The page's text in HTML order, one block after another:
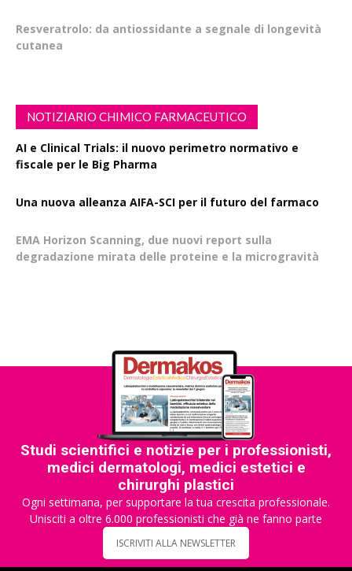
Resveratrolo: da antiossidante a segnale di longevità
cutanea
NOTIZIARIO CHIMICO FARMACEUTICO
AI e Clinical Trials: il nuovo perimetro normativo e
fiscale per le Big Pharma
Una nuova alleanza AIFA-SCI per il futuro del farmaco
EMA Horizon Scanning, due nuovi report sulla
degradazione mirata delle proteine e la microgravità
Studi scientifici e notizie per i professionisti,
medici dermatologi, medici estetici e
chirurghi plastici
Ogni settimana, per supportare la tua crescita professionale.
Unisciti a oltre 6.000 professionisti che già ne fanno parte
ISCRIVITI ALLA NEWSLETTER